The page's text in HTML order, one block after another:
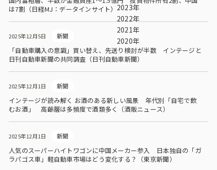
ビジョン
沿革
多様性・ダイバーシティへの取り組み
ニュース・メディア掲載
ソリューション／サービス
アンケートモニター
2023年
2022年
2021年
2020年
は7割（日経MJ：データインサイト）
2025年12月5日 新聞
「自動車購入の意識」買い替え、先送り検討が半数 インテージと
日刊自動車新聞の共同調査（日刊自動車新聞）
2025年12月1日 新聞
インテージが読み解く お酒のある新しい風景 年代別「自宅で飲
むお酒」 高齢層は多頻度で酒類多く（酒販ニュース）
2025年12月1日 新聞
人気のスーパーハイトワゴンに中国メーカー参入 日本独自の「ガ
ラパゴス車」軽自動車市場はどう変化する？（東京新聞）